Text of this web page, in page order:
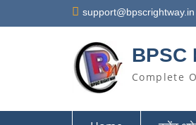
support@bpscrightway.in
BPSC
Complete